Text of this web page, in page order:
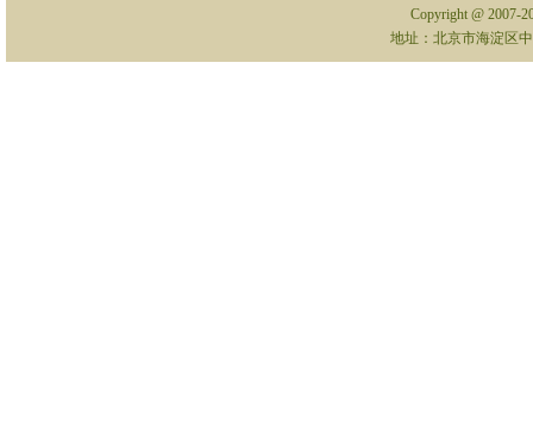
Copyright @ 2007-
地址：北京市海淀区